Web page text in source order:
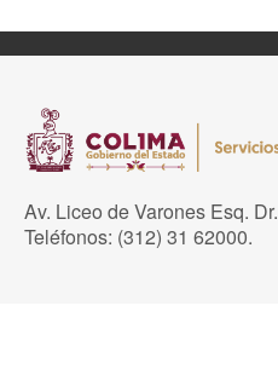
Av. Liceo de Varones Esq.
Teléfonos: (312) 31 62000.